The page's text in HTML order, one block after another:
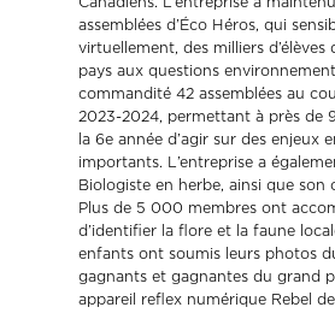
assemblées d’Éco Héros, qui
virtuellement, des milliers
pays aux questions
commandité 42 assemblées au
2023-2024, permettant à près de
la 6e année d’agir sur des enjeux
importants. L’entreprise a
Biologiste en herbe, ainsi que son
Plus de 5 000 membres ont
d’identifier la flore et la faune
enfants ont soumis leurs photos
gagnants et gagnantes du grand
appareil reflex numérique Rebel